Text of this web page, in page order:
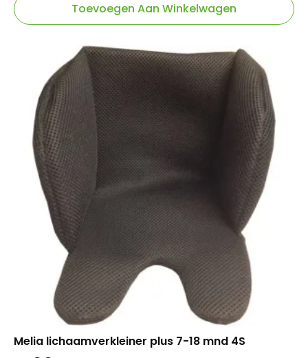
Toevoegen Aan Winkelwagen
Melia lichaamverkleiner plus 7-18 mnd 4S